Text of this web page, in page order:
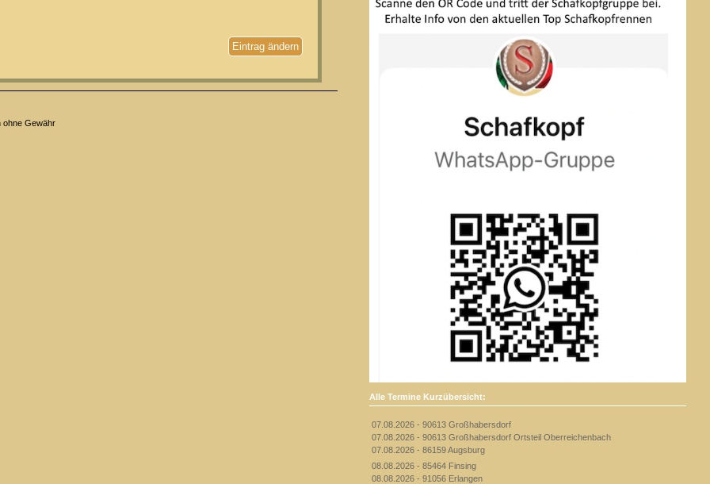
Eintrag ändern
ohne Gewähr
Alle Termine Kurzübersicht:
07.08.2026 - 90613 Großhabersdorf
07.08.2026 - 90613 Großhabersdorf Ortsteil Oberreichenbach
07.08.2026 - 86159 Augsburg
08.08.2026 - 85464 Finsing
08.08.2026 - 91056 Erlangen